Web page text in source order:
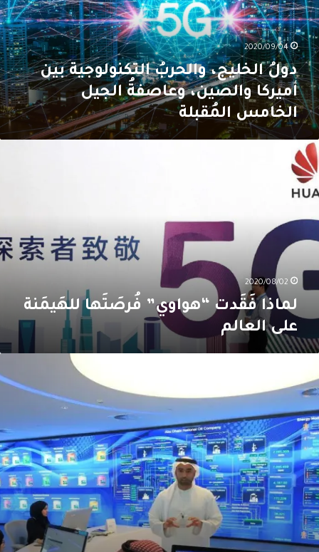
أميركا
والصين،
وعاصفةُ
الجيل
الخامس
المُقبلة
2020/09/04
دولُ الخليج، والحربُ التكنولوجية بين
أميركا والصين، وعاصفةُ الجيل
الخامس المُقبلة
لماذا
فَقَدت
“هواوي”
فُرصَتَها
على
2020/08/02
لماذا فَقَدت “هواوي” فُرصَتَها للهَيمَنة
على العالم
الرَقمَنة
الخليج
العربي
على
مواجهة
“كوفيد-19”